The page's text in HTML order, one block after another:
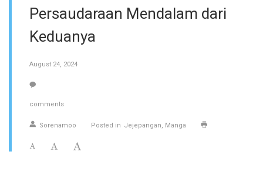
Persaudaraan Mendalam dari
Keduanya
August 24, 2024
comments
Sorenamoo Posted in Jejepangan Manga